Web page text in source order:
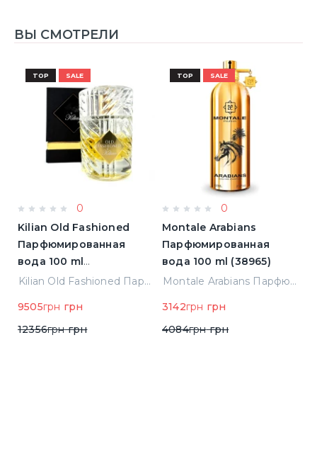
ВЫ СМОТРЕЛИ
TOP SALE
0
Kilian Old Fashioned
Парфюмированная
вода 100 ml
(3700550240723)
Kilian Old Fashioned Парфюмированная вода 100 ml (3700550240723)
9505грн грн
12356грнгрн
TOP SALE
0
Montale Arabians
Парфюмированная
вода 100 ml (38965)
Montale Arabians Парфюмированная вода 100 ml (38965)
3142грн грн
4084грнгрн